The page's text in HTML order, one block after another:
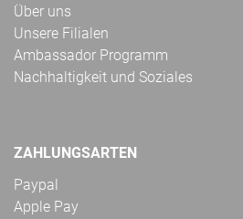
Über uns
Unsere Filialen
Ambassador Programm
Nachhaltigkeit und Soziales
ZAHLUNGSARTEN
Paypal
Apple Pay